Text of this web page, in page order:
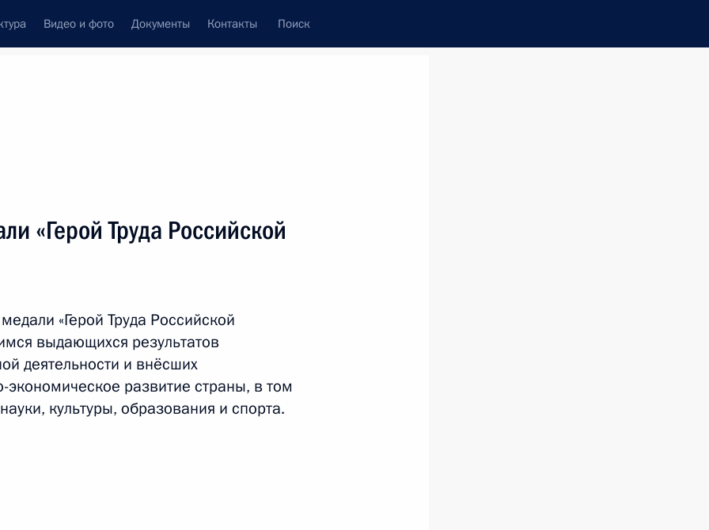
Видео и фото Документы Контакты Поиск
деятельность
«Герой Труда Российской
«Герой Труда Российской
выдающихся результатов
деятельности и внёсших
развитие страны, в том
культуры, образования и спорта.